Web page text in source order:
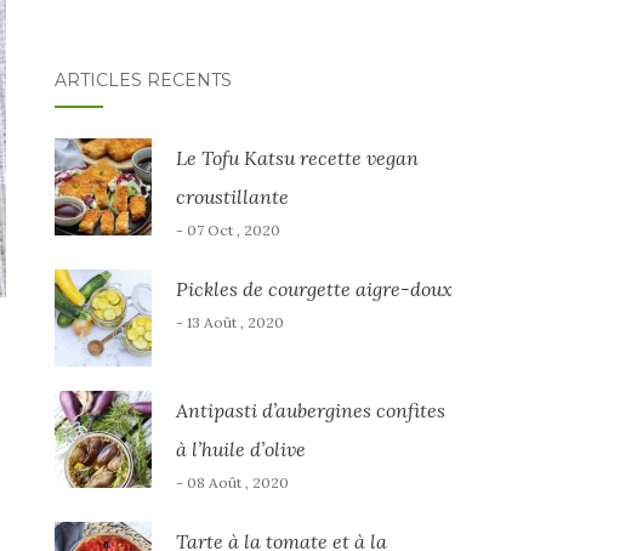
ARTICLES RÉCENTS
Le Tofu Katsu recette vegan
croustillante
- 07 Oct , 2020
Pickles de courgette aigre-doux
- 13 Août , 2020
Antipasti d’aubergines confites
à l’huile d’olive
- 08 Août , 2020
Tarte à la tomate et à la